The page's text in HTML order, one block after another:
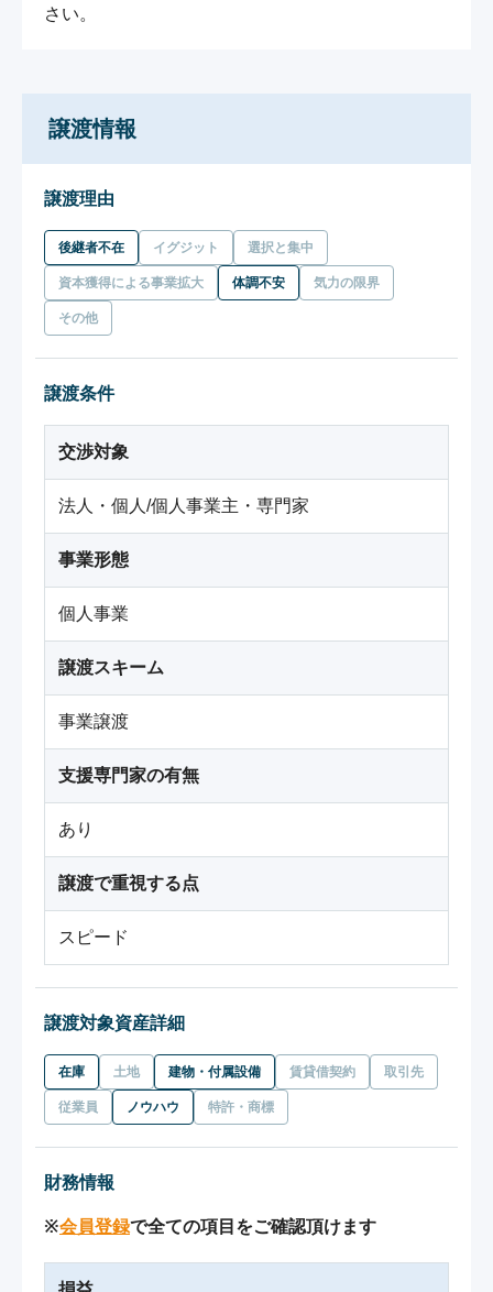
さい。
譲渡情報
譲渡理由
後継者不在 イグジット 選択と集中
資本獲得による事業拡大 体調不安 気力の限界
その他
譲渡条件
交渉対象
法人・個人/個人事業主・専門家
事業形態
個人事業
譲渡スキーム
事業譲渡
支援専門家の有無
あり
譲渡で重視する点
スピード
譲渡対象資産詳細
在庫 土地 建物・付属設備 賃貸借契約 取引先
従業員 ノウハウ 特許・商標
財務情報
※会員登録で全ての項目をご確認頂けます